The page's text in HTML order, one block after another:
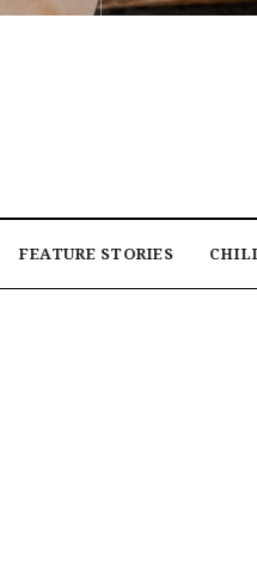
ΠΕΡΙΣΣΌΤΕΡΑ
FEATURE STORIES